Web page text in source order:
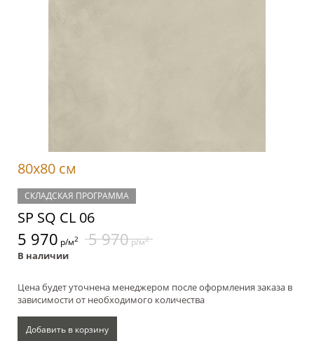
80x80 см
СКЛАДСКАЯ ПРОГРАММА
SP SQ CL 06
5 970 р/м2 5 970р/м2
В наличии
Цена будет уточнена менеджером после оформления заказа в
зависимости от необходимого количества
Добавить в корзину